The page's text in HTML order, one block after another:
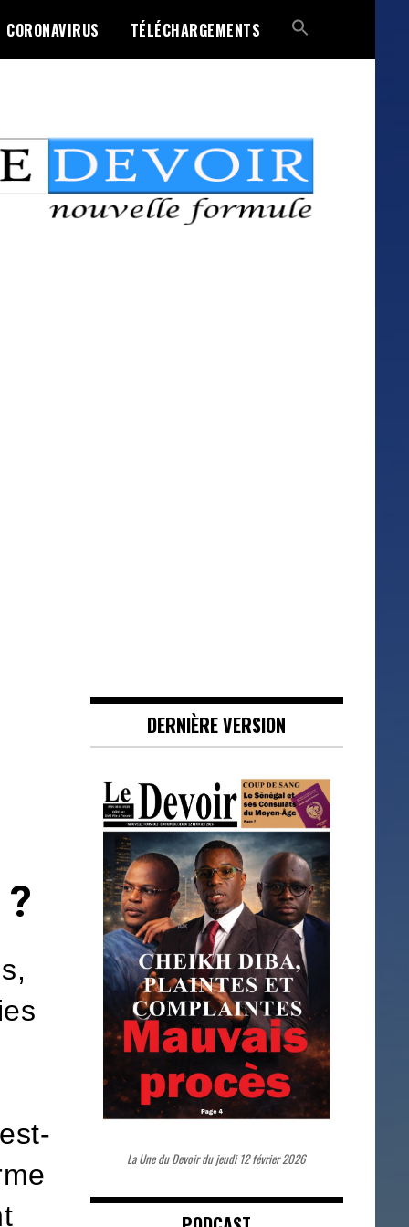
CORONAVIRUS TÉLÉCHARGEMENTS
DERNIÈRE VERSION
La Une du Devoir du jeudi 12 février 2026